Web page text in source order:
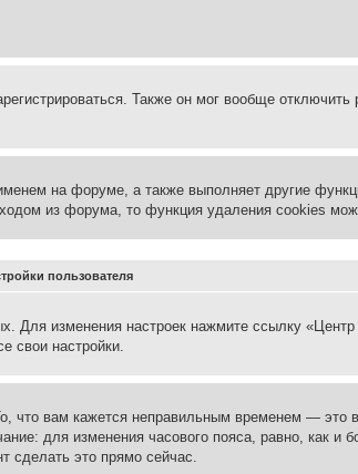
Также он мог вообще
на форуме, а также выполняет другие
из форума, то функция удаления cookies
пользователя
Для изменения настроек нажмите ссылку
свои настройки.
вам кажется неправильным временем — это
для изменения часового пояса, равно, как и
сделать это прямо сейчас.